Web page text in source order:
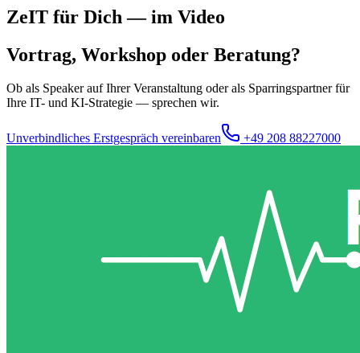
ZeIT für Dich — im Video
Vortrag, Workshop oder Beratung?
Ob als Speaker auf Ihrer Veranstaltung oder als Sparringspartner für
Ihre IT- und KI-Strategie — sprechen wir.
Unverbindliches Erstgespräch vereinbaren +49 208 88227000